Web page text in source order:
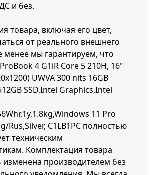
и без.
товара, включая его цвет,
от реального внешнего
менее мы гарантируем, что
4 G1iR Core 5 210H, 16"
UWVA 300 nits 16GB
SSD,Intel Graphics,Intel
11 Pro
Rus,Silver, C1LB1PC полностью
техническим
Комплектация товара
производителем без